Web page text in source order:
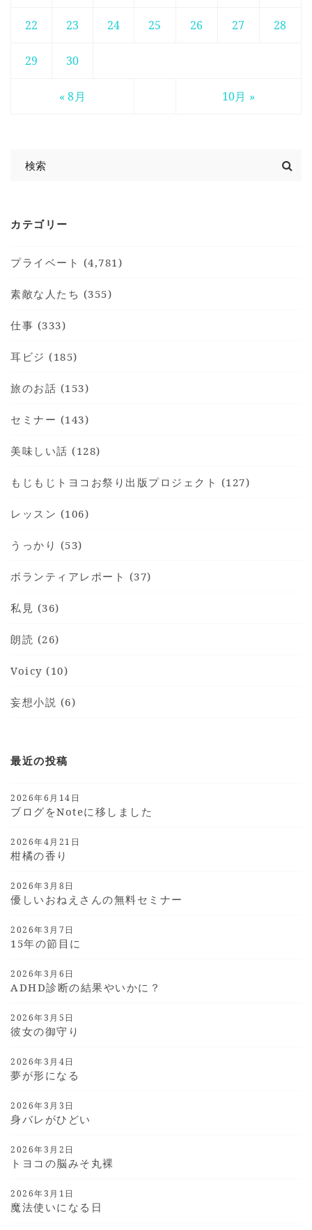
HOME
INFORMATION
VOICE GALLERY
BLOG
LESSON
CONTACT
« 8月 10月 »
22 23 24 25 26 27 28
29 30
カテゴリー
プライベート (4,781)
素敵な人たち (355)
仕事 (333)
耳ビジ (185)
旅のお話 (153)
セミナー (143)
美味しい話 (128)
もじもじトヨコお祭り出版プロジェクト (127)
レッスン (106)
うっかり (53)
ボランティアレポート (37)
私見 (36)
朗読 (26)
Voicy (10)
妄想小説 (6)
最近の投稿
2026年6月14日
ブログをnoteに移しました
2026年4月21日
柑橘の香り
2026年3月8日
優しいおねえさんの無料セミナー
2026年3月7日
15年の節目に
2026年3月6日
ADHD診断の結果やいかに？
2026年3月5日
彼女の御守り
2026年3月4日
夢が形になる
2026年3月3日
身バレがひどい
2026年3月2日
トヨコの脳みそ丸裸
2026年3月1日
魔法使いになる日